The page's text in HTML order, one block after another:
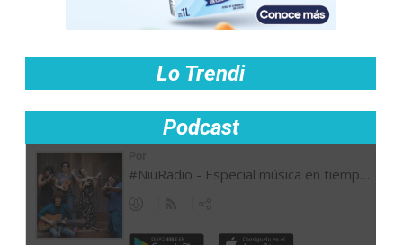
Lo Trendi
Podcast